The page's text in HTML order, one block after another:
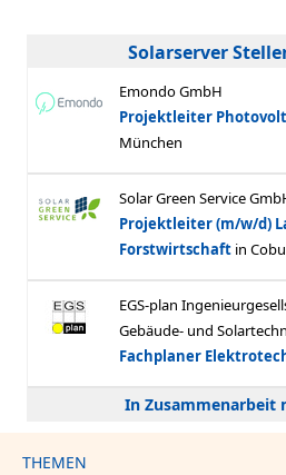
Solarserver
In Zusammenarbeit
THEMEN